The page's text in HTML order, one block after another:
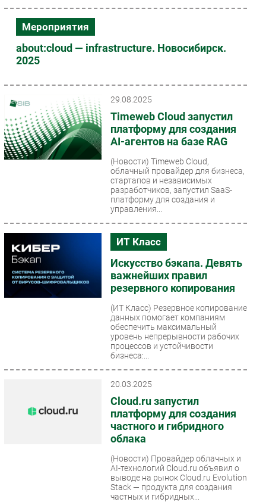
Мероприятия
about:cloud — infrastructure. Новосибирск.
2025
29.08.2025
Timeweb Cloud запустил
платформу для создания
AI-агентов на базе RAG
(Новости) Timeweb Cloud,
облачный провайдер для бизнеса,
стартапов и независимых
разработчиков, запустил SaaS-
платформу для создания и
управления...
ИТ Класс
Искусство бэкапа. Девять
важнейших правил
резервного копирования
(ИТ Класс) Резервное копирование
данных помогает компаниям
обеспечить максимальный
уровень непрерывности рабочих
процессов и устойчивости
бизнеса:...
20.03.2025
Cloud.ru запустил
платформу для создания
частного и гибридного
облака
(Новости) Провайдер облачных и
AI-технологий Cloud.ru объявил о
выводе на рынок Cloud.ru Evolution
Stack — продукта для создания
частных и гибридных...